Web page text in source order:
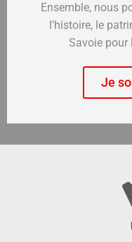
Ensemble, nous
l’histoire, le
Savoie pour
Je